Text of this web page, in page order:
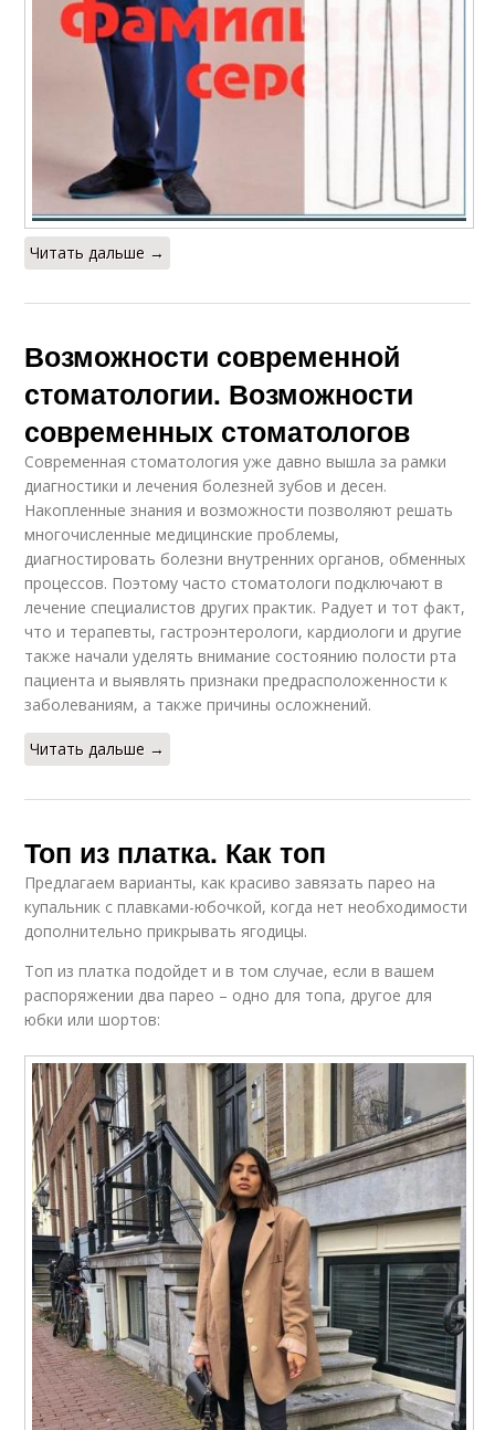
Читать дальше →
Возможности современной
стоматологии. Возможности
современных стоматологов
Современная стоматология уже давно вышла за рамки
диагностики и лечения болезней зубов и десен.
Накопленные знания и возможности позволяют решать
многочисленные медицинские проблемы,
диагностировать болезни внутренних органов, обменных
процессов. Поэтому часто стоматологи подключают в
лечение специалистов других практик. Радует и тот факт,
что и терапевты, гастроэнтерологи, кардиологи и другие
также начали уделять внимание состоянию полости рта
пациента и выявлять признаки предрасположенности к
заболеваниям, а также причины осложнений.
Читать дальше →
Топ из платка. Как топ
Предлагаем варианты, как красиво завязать парео на
купальник с плавками-юбочкой, когда нет необходимости
дополнительно прикрывать ягодицы.
Топ из платка подойдет и в том случае, если в вашем
распоряжении два парео – одно для топа, другое для
юбки или шортов: